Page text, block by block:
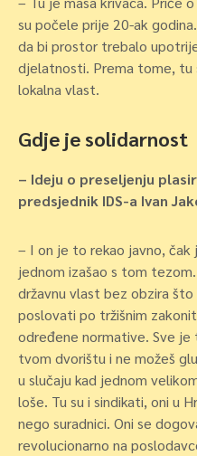
su počele prije 20-ak
da bi prostor trebalo
djelatnosti. Prema tome, tu
lokalna vlast.
Gdje je solidarnost
– Ideju o preseljenju
predsjednik IDS-a Ivan
– I on je to rekao javno, čak
jednom izašao s tom
državnu vlast bez obzira
poslovati po tržišnim
određene normative. Sve
tvom dvorištu i ne možeš
u slučaju kad jednom
loše. Tu su i sindikati, oni u
nego suradnici. Oni se
revolucionarno na